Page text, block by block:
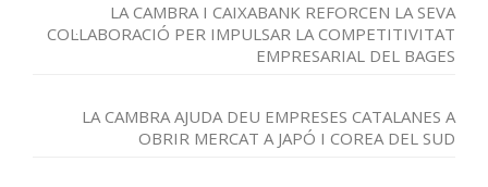
LA CAMBRA I CAIXABANK REFORCEN LA SEVA
COL·LABORACIÓ PER IMPULSAR LA COMPETITIVITAT
EMPRESARIAL DEL BAGES
LA CAMBRA AJUDA DEU EMPRESES CATALANES A
OBRIR MERCAT A JAPÓ I COREA DEL SUD